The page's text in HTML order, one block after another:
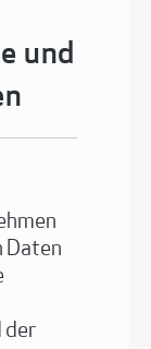
und
Daten
der